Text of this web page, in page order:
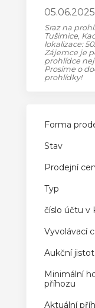
Sraz na
Tušimice,
lokalizace:
Zájemce je
prohlídce
Prosíme o
prohlídky!
Forma
Stav
Prodejní
Typ
číslo účtu v
Vyvolávací
Aukční
Minimální
příhozu
Aktuální